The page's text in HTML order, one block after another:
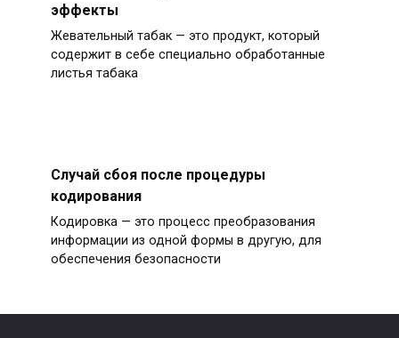
эффекты
Жевательный табак — это продукт, который
содержит в себе специально обработанные
листья табака
Случай сбоя после процедуры
кодирования
Кодировка — это процесс преобразования
информации из одной формы в другую, для
обеспечения безопасности